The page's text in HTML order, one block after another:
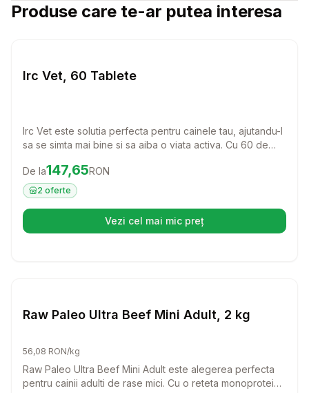
Produse care te-ar putea interesa
Irc Vet, 60 Tablete
Irc Vet este solutia perfecta pentru cainele tau, ajutandu-l
sa se simta mai bine si sa aiba o viata activa. Cu 60 de
pentru a oferi suport si confort patrupedului tau.
Preț:147.65 RON
De la147,65RON
2 oferte
Vezi cel mai mic preț(se deschide într-o filă nouă)
Raw Paleo Ultra Beef Mini Adult, 2 kg
56,08 RON/kg
Raw Paleo Ultra Beef Mini Adult este alegerea perfecta
pentru cainii adulti de rase mici. Cu o reteta monoproteica